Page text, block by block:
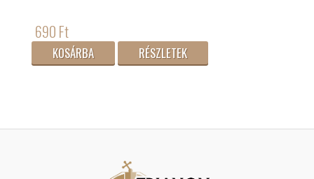
690 Ft
KOSÁRBA RÉSZLETEK